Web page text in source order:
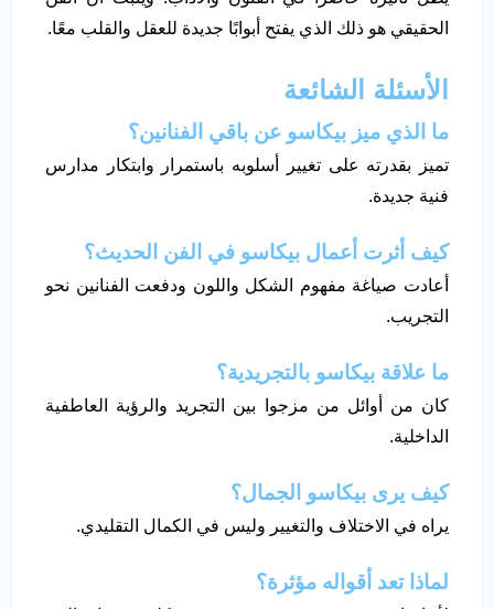
الحقيقي هو ذلك الذي يفتح أبوابًا جديدة للعقل والقلب معًا.
الأسئلة الشائعة
ما الذي ميز بيكاسو عن باقي الفنانين؟
تميز بقدرته على تغيير أسلوبه باستمرار وابتكار مدارس
فنية جديدة.
كيف أثرت أعمال بيكاسو في الفن الحديث؟
أعادت صياغة مفهوم الشكل واللون ودفعت الفنانين نحو
التجريب.
ما علاقة بيكاسو بالتجريدية؟
كان من أوائل من مزجوا بين التجريد والرؤية العاطفية
الداخلية.
كيف يرى بيكاسو الجمال؟
يراه في الاختلاف والتغيير وليس في الكمال التقليدي.
لماذا تعد أقواله مؤثرة؟